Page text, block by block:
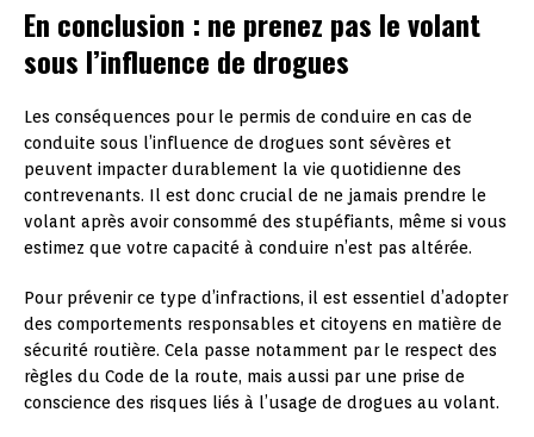
En conclusion : ne prenez pas le volant
sous l’influence de drogues
Les conséquences pour le permis de conduire en cas de
conduite sous l’influence de drogues sont sévères et
peuvent impacter durablement la vie quotidienne des
contrevenants. Il est donc crucial de ne jamais prendre le
volant après avoir consommé des stupéfiants, même si vous
estimez que votre capacité à conduire n’est pas altérée.
Pour prévenir ce type d’infractions, il est essentiel d’adopter
des comportements responsables et citoyens en matière de
sécurité routière. Cela passe notamment par le respect des
règles du Code de la route, mais aussi par une prise de
conscience des risques liés à l’usage de drogues au volant.